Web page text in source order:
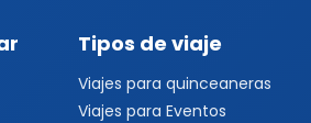
Tipos de viaje
Viajes para quinceaneras
Viajes para Eventos